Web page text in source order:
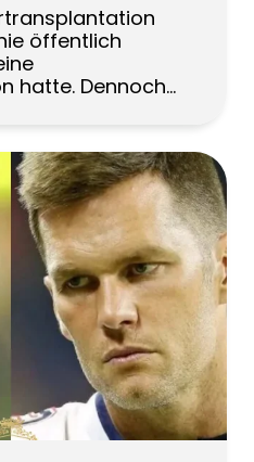
öffentlich
hatte. Dennoch
Jahre
Dieser
Fakten von
gängige
–
PRP und
– sowie typische
der Heilung